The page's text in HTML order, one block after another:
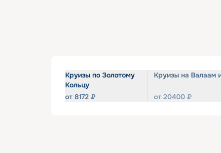
Круизы по Золотому
Кольцу
от 8172 ₽
Круизы на Валаам
от 20400 ₽